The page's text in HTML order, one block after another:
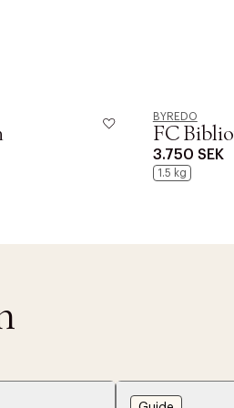
BYREDO
FC
3.750 SEK
1.5 kg